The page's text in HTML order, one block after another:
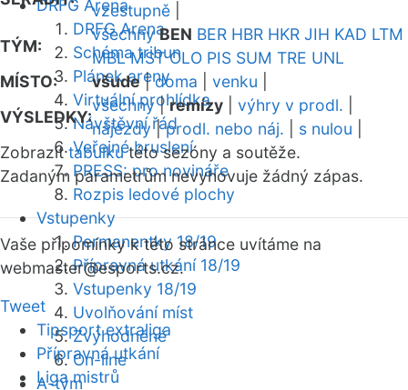
DRFG Arena
DRFG Arena
Schéma tribun
Plánek areny
Virtuální prohlídka
Návštěvní řád
Veřejné bruslení
PRESS: pro novináře
Rozpis ledové plochy
Vstupenky
Permanentky 18/19
Přípravná utkání 18/19
Vstupenky 18/19
Uvolňování míst
Zvýhodněné
On-line
A-tým
vzestupně
TÝM:
všechny BEN BER HBR HKR JIH KAD LTM
MBL MST OLO PIS SUM TRE UNL
MÍSTO:
všude|doma venku
VÝSLEDKY:
všechny|remízy výhry v prodl.
nájezdy|prodl. nebo náj. s nulou
Zobrazittabulkutéto sezóny a soutěže.
Zadaným parametrům nevyhovuje žádný zápas.
Vaše připomínky k této stránce uvítáme na
webmaster@esports.cz.
Tweet
Tipsport extraliga
Přípravná utkání
Liga mistrů